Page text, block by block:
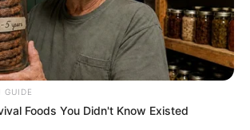
GUIDE
Foods You Didn't Know Existed